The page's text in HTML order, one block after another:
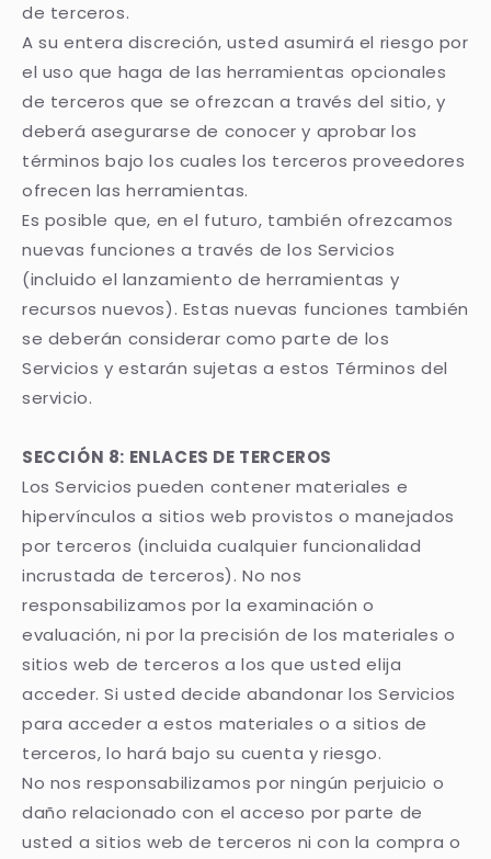
de terceros.
A su entera discreción, usted asumirá el riesgo por
el uso que haga de las herramientas opcionales
de terceros que se ofrezcan a través del sitio, y
deberá asegurarse de conocer y aprobar los
términos bajo los cuales los terceros proveedores
ofrecen las herramientas.
Es posible que, en el futuro, también ofrezcamos
nuevas funciones a través de los Servicios
(incluido el lanzamiento de herramientas y
recursos nuevos). Estas nuevas funciones también
se deberán considerar como parte de los
Servicios y estarán sujetas a estos Términos del
servicio.
SECCIÓN 8: ENLACES DE TERCEROS
Los Servicios pueden contener materiales e
hipervínculos a sitios web provistos o manejados
por terceros (incluida cualquier funcionalidad
incrustada de terceros). No nos
responsabilizamos por la examinación o
evaluación, ni por la precisión de los materiales o
sitios web de terceros a los que usted elija
acceder. Si usted decide abandonar los Servicios
para acceder a estos materiales o a sitios de
terceros, lo hará bajo su cuenta y riesgo.
No nos responsabilizamos por ningún perjuicio o
daño relacionado con el acceso por parte de
usted a sitios web de terceros ni con la compra o